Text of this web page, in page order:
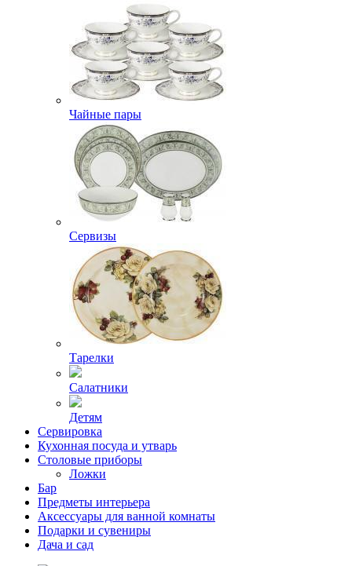
Чайные пары
Сервизы
Тарелки
Салатники
Детям
Сервировка
Кухонная посуда и утварь
Столовые приборы
Ложки
Бар
Предметы интерьера
Аксессуары для ванной комнаты
Подарки и сувениры
Дача и сад